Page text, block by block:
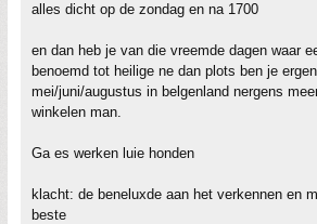
alles dicht op de zondag en na 1700
en dan heb je van die vreemde dagen waar
benoemd tot heilige ne dan plots ben je
mei/juni/augustus in belgenland nergens
winkelen man.
Ga es werken luie honden
klacht: de beneluxde aan het verkennen en
beste